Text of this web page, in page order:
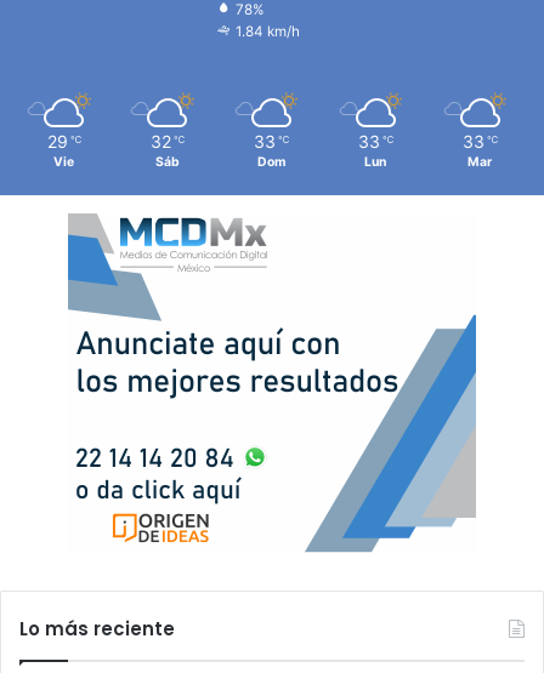
78%
1.84 km/h
29 ℃
Vie
32 ℃
Sáb
33 ℃
Dom
33 ℃
Lun
33 ℃
Mar
Lo más reciente